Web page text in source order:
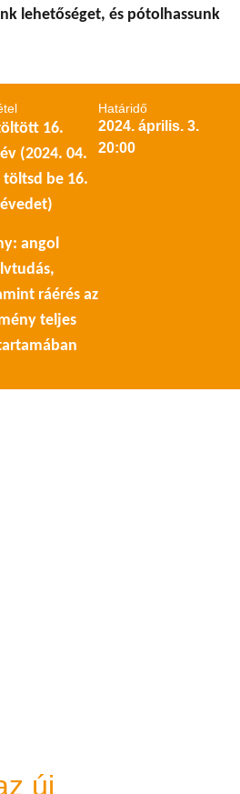
lehetőséget, és pótolhassunk
16.
(2024. 04.
töltsd be 16.
angol
ráérés az
teljes
Határidő
2024. április. 3.
20:00
új